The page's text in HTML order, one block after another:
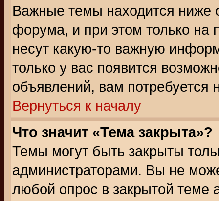
Важные темы находится ниже
форума, и при этом только на
несут какую-то важную
только у вас появится
объявлений, вам потребуется
Вернуться к началу
Что значит «Тема закрыта»?
Темы могут быть закрыты
администраторами. Вы не
любой опрос в закрытой теме